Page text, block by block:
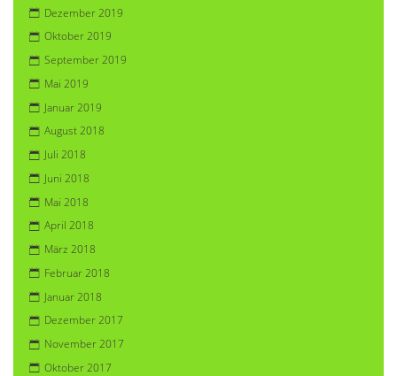
Dezember 2019
Oktober 2019
September 2019
Mai 2019
Januar 2019
August 2018
Juli 2018
Juni 2018
Mai 2018
April 2018
März 2018
Februar 2018
Januar 2018
Dezember 2017
November 2017
Oktober 2017